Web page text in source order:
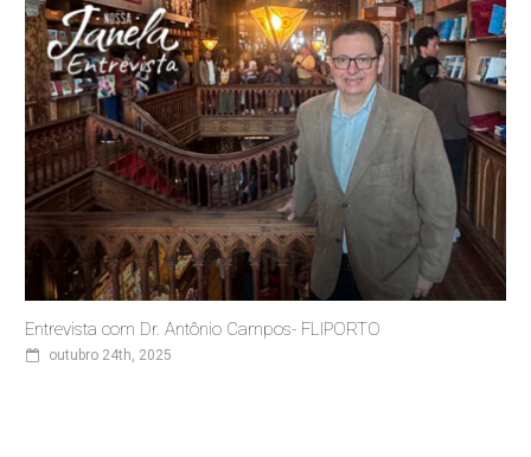
Entrevista com Dr. Antônio Campos- FLIPORTO
outubro 24th, 2025